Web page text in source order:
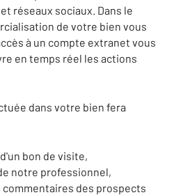
réseaux sociaux. Dans le
de votre bien vous
à un compte extranet vous
en temps réel les actions
dans votre bien fera
bon de visite,
notre professionnel,
commentaires des prospects